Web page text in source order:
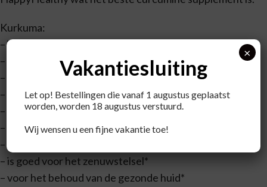
Kurkuma:
– is een antioxidant*
– ondersteunt het immuunsysteem*
– ondersteunt de spijsvertering
– stimuleert de eetlust*
– is goed voor de lever en galfunctie*
– is goed voor het hart en de bloedsomloop*
– voor het behoud van gezonde gewrichten en botten*
– is goed voor het zenuwstelsel*
– voor het behoud van de gezonde huid*
Vakantiesluiting
Let op! Bestellingen die vanaf 1 augustus geplaatst
worden, worden 18 augustus verstuurd.
Wij wensen u een fijne vakantie toe!
×